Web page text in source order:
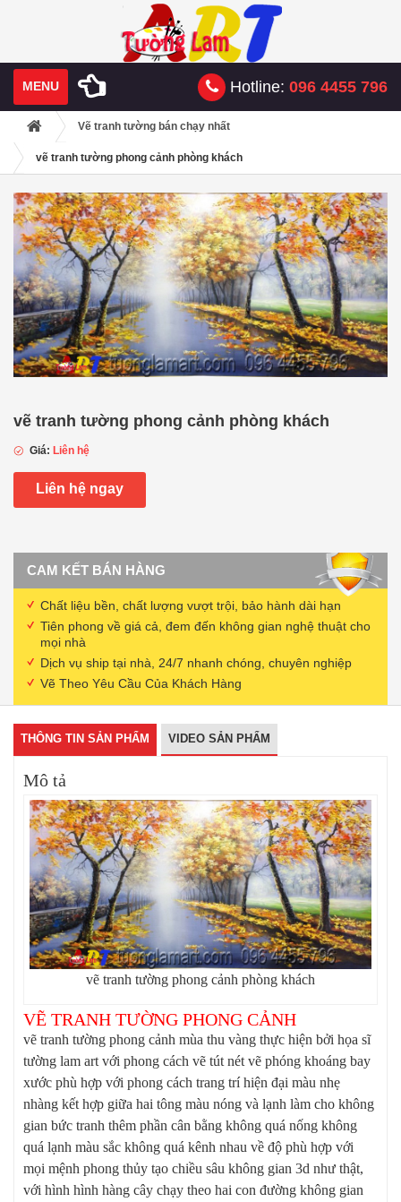
MENU Hotline: 096 4455 796
Vẽ tranh tường bán chạy nhất
vẽ tranh tường phong cảnh phòng khách
vẽ tranh tường phong cảnh phòng khách
Giá: Liên hệ
Liên hệ ngay
CAM KẾT BÁN HÀNG
Chất liệu bền, chất lượng vượt trội, bảo hành dài hạn
Tiên phong về giá cả, đem đến không gian nghệ thuật cho
mọi nhà
Dịch vụ ship tại nhà, 24/7 nhanh chóng, chuyên nghiệp
Vẽ Theo Yêu Cầu Của Khách Hàng
THÔNG TIN SẢN PHẨM VIDEO SẢN PHẨM
Mô tả
vẽ tranh tường phong cảnh phòng khách
VẼ TRANH TƯỜNG PHONG CẢNH
vẽ tranh tường phong cảnh mùa thu vàng thực hiện bởi họa sĩ
tường lam art với phong cách vẽ tút nét vẽ phóng khoáng bay
xước phù hợp với phong cách trang trí hiện đại màu nhẹ
nhàng kết hợp giữa hai tông màu nóng và lạnh làm cho không
gian bức tranh thêm phần cân bằng không quá nống không
quá lạnh màu sắc không quá kênh nhau về độ phù hợp với
mọi mệnh phong thủy tạo chiều sâu không gian 3d như thật,
với hình hình hàng cây chạy theo hai con đường không gian